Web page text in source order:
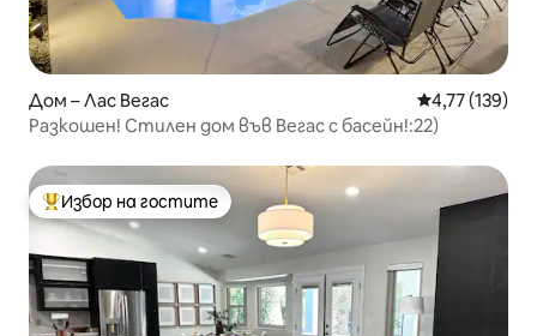
Дом – Лас Вегас Средна
4,77 (139)
Разкошен! Стилен дом във Вегас с басейн!:22)
Най-популярен избор на гостите
Избор на гостите